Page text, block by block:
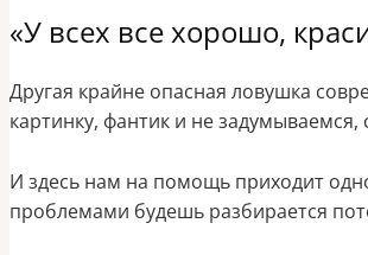
«У всех все хорошо,
Другая крайне опасная ловушка
картинку, фантик и не
И здесь нам на помощь приходит
проблемами будешь разбирается